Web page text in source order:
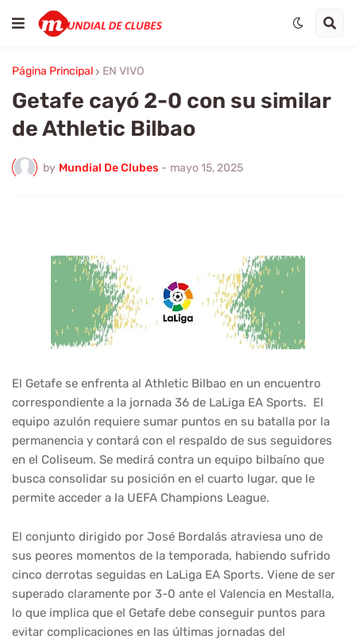
Página Principal EN VIVO
Getafe cayó 2-0 con su similar
de Athletic Bilbao
by Mundial De Clubes - mayo 15, 2025
El Getafe se enfrenta al Athletic Bilbao en un encuentro
correspondiente a la jornada 36 de LaLiga EA Sports. El
equipo azulón requiere sumar puntos en su batalla por la
permanencia y contará con el respaldo de sus seguidores
en el Coliseum. Se medirá contra un equipo bilbaíno que
busca consolidar su posición en el cuarto lugar, que le
permite acceder a la UEFA Champions League.
El conjunto dirigido por José Bordalás atraviesa uno de
sus peores momentos de la temporada, habiendo sufrido
cinco derrotas seguidas en LaLiga EA Sports. Viene de ser
superado claramente por 3-0 ante el Valencia en Mestalla,
lo que implica que el Getafe debe conseguir puntos para
evitar complicaciones en las últimas jornadas del